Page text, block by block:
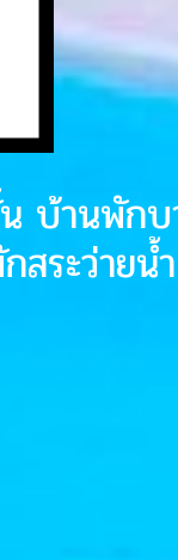
บ้านพัก
ระว่ายน้